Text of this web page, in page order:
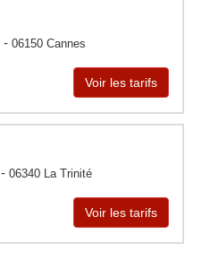
- 06150 Cannes
Voir les tarifs
- 06340 La Trinité
Voir les tarifs